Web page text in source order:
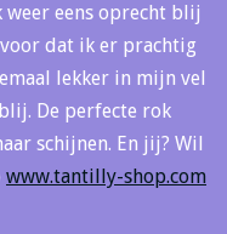
eens oprecht blij
dat ik er prachtig
lekker in mijn vel
De perfecte rok
schijnen. En jij? Wil
www.tantilly-shop.com